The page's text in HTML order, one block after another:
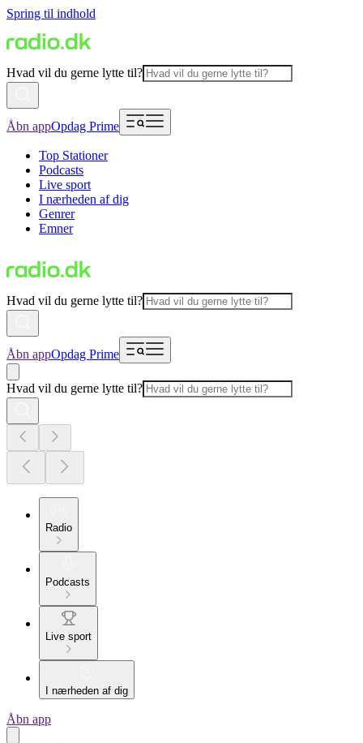
Spring til indhold
Hvad vil du gerne lytte til?
Åbn appOpdag Prime
Top Stationer
Podcasts
Live sport
I nærheden af dig
Genrer
Emner
Hvad vil du gerne lytte til?
Åbn appOpdag Prime
Hvad vil du gerne lytte til?
Radio
Podcasts
Live sport
I nærheden af dig
Åbn app